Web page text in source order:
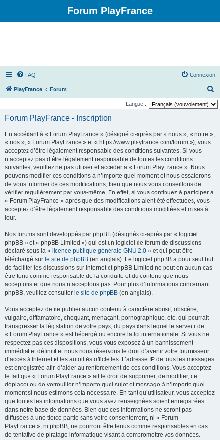
Forum PlayFrance
FAQ Connexion
PlayFrance Forum
e
Langue :
Forum PlayFrance - Inscription
En accédant à « Forum PlayFrance » (désigné ci-après par « nous », « notre »,
« nos », « Forum PlayFrance » et « https://www.playfrance.com/forum »), vous
acceptez d’être légalement responsable des conditions suivantes. Si vous
n’acceptez pas d’être légalement responsable de toutes les conditions
suivantes, veuillez ne pas utiliser et accéder à « Forum PlayFrance ». Nous
pouvons modifier ces conditions à n’importe quel moment et nous essaierons
de vous informer de ces modifications, bien que nous vous conseillons de
vérifier régulièrement par vous-même. En effet, si vous continuez à participer à
« Forum PlayFrance » après que des modifications aient été effectuées, vous
acceptez d’être légalement responsable des conditions modifiées et mises à
jour.
Nos forums sont développés par phpBB (désignés ci-après par « logiciel
phpBB » et « phpBB Limited ») qui est un logiciel de forum de discussions
déclaré sous la « licence publique générale GNU 2.0 » et qui peut être
téléchargé sur le site de phpBB (en anglais). Le logiciel phpBB a pour seul but
de faciliter les discussions sur internet et phpBB Limited ne peut en aucun cas
être tenu comme responsable de la conduite et du contenu que nous
acceptons et que nous n’acceptons pas. Pour plus d’informations concernant
phpBB, veuillez consulter le site de phpBB (en anglais).
Vous acceptez de ne publier aucun contenu à caractère abusif, obscène,
vulgaire, diffamatoire, choquant, menaçant, pornographique, etc. qui pourrait
transgresser la législation de votre pays, du pays dans lequel le serveur de
« Forum PlayFrance » est hébergé ou encore la loi internationale. Si vous ne
respectez pas ces dispositions, vous vous exposez à un bannissement
immédiat et définitif et nous nous réservons le droit d’avertir votre fournisseur
d’accès à internet et les autorités officielles. L’adresse IP de tous les messages
est enregistrée afin d’aider au renforcement de ces conditions. Vous acceptez
le fait que « Forum PlayFrance » ait le droit de supprimer, de modifier, de
déplacer ou de verrouiller n’importe quel sujet et message à n’importe quel
moment si nous estimons cela nécessaire. En tant qu’utilisateur, vous acceptez
que toutes les informations que vous avez renseignées soient enregistrées
dans notre base de données. Bien que ces informations ne seront pas
diffusées à une tierce partie sans votre consentement, ni « Forum
PlayFrance », ni phpBB, ne pourront être tenus comme responsables en cas
de tentative de piratage informatique visant à compromettre vos données.